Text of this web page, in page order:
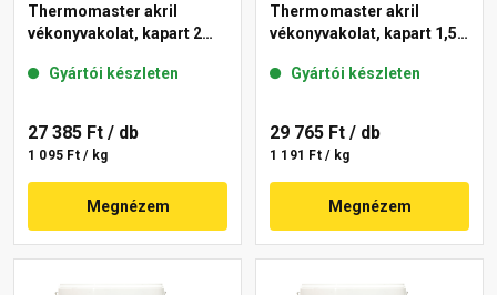
Thermomaster akril
vékonyvakolat, kapart 2
Gyártói készleten
27 385 Ft / db
1 095 Ft / kg
Megnézem
Thermomaster akril
vékonyvakolat, kapart 1,5
Gyártói készleten
29 765 Ft / db
1 191 Ft / kg
Megnézem